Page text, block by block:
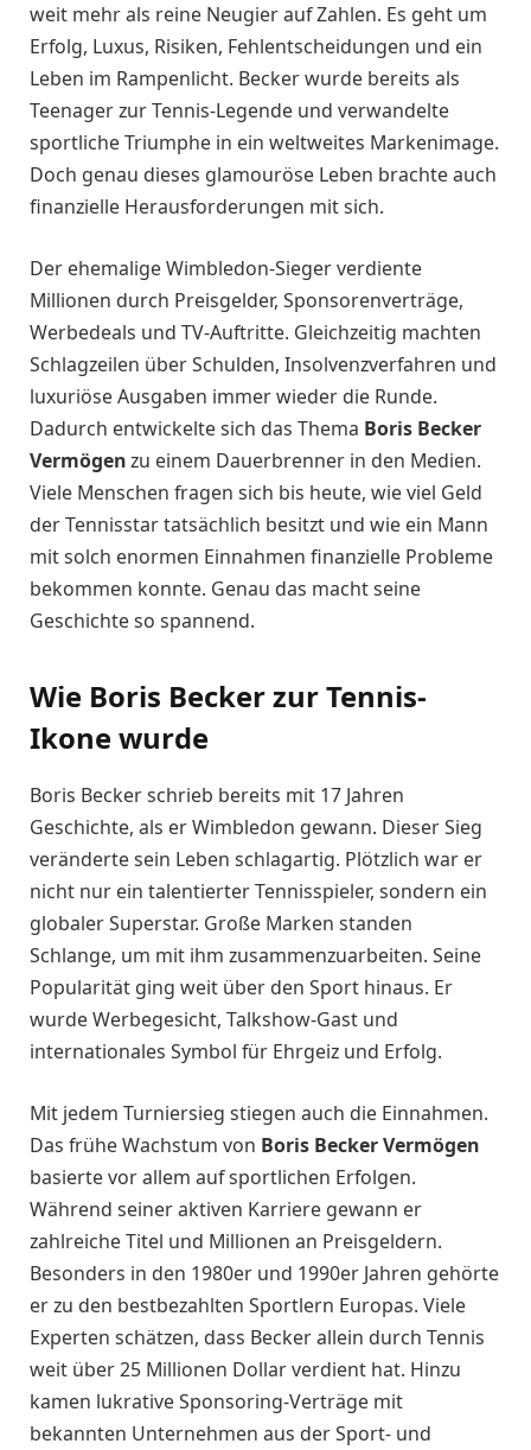
weit mehr als reine Neugier auf Zahlen. Es geht um
Erfolg, Luxus, Risiken, Fehlentscheidungen und ein
Leben im Rampenlicht. Becker wurde bereits als
Teenager zur Tennis-Legende und verwandelte
sportliche Triumphe in ein weltweites Markenimage.
Doch genau dieses glamouröse Leben brachte auch
finanzielle Herausforderungen mit sich.
Der ehemalige Wimbledon-Sieger verdiente
Millionen durch Preisgelder, Sponsorenverträge,
Werbedeals und TV-Auftritte. Gleichzeitig machten
Schlagzeilen über Schulden, Insolvenzverfahren und
luxuriöse Ausgaben immer wieder die Runde.
Dadurch entwickelte sich das Thema Boris Becker
Vermögenzu einem Dauerbrenner in den Medien.
Viele Menschen fragen sich bis heute, wie viel Geld
der Tennisstar tatsächlich besitzt und wie ein Mann
mit solch enormen Einnahmen finanzielle Probleme
bekommen konnte. Genau das macht seine
Geschichte so spannend.
Wie Boris Becker zur Tennis-
Ikone wurde
Boris Becker schrieb bereits mit 17 Jahren
Geschichte, als er Wimbledon gewann. Dieser Sieg
veränderte sein Leben schlagartig. Plötzlich war er
nicht nur ein talentierter Tennisspieler, sondern ein
globaler Superstar. Große Marken standen
Schlange, um mit ihm zusammenzuarbeiten. Seine
Popularität ging weit über den Sport hinaus. Er
wurde Werbegesicht, Talkshow-Gast und
internationales Symbol für Ehrgeiz und Erfolg.
Mit jedem Turniersieg stiegen auch die Einnahmen.
Das frühe Wachstum von Boris Becker Vermögen
basierte vor allem auf sportlichen Erfolgen.
Während seiner aktiven Karriere gewann er
zahlreiche Titel und Millionen an Preisgeldern.
Besonders in den 1980er und 1990er Jahren gehörte
er zu den bestbezahlten Sportlern Europas. Viele
Experten schätzen, dass Becker allein durch Tennis
weit über 25 Millionen Dollar verdient hat. Hinzu
kamen lukrative Sponsoring-Verträge mit
bekannten Unternehmen aus der Sport- und